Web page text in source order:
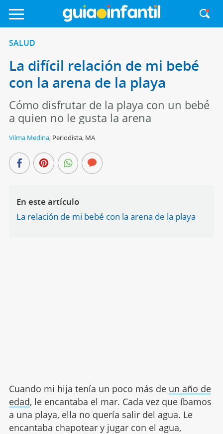
SALUD
La difícil relación de mi bebé
con la arena de la playa
Cómo disfrutar de la playa con un bebé
a quien no le gusta la arena
Vilma Medina, Periodista, MA
En este artículo
La relación de mi bebé con la arena de la playa
Cuando mi hija tenía un poco más de un año de
edad, le encantaba el mar. Cada vez que íbamos
a una playa, ella no quería salir del agua. Le
encantaba chapotear y jugar con el agua,